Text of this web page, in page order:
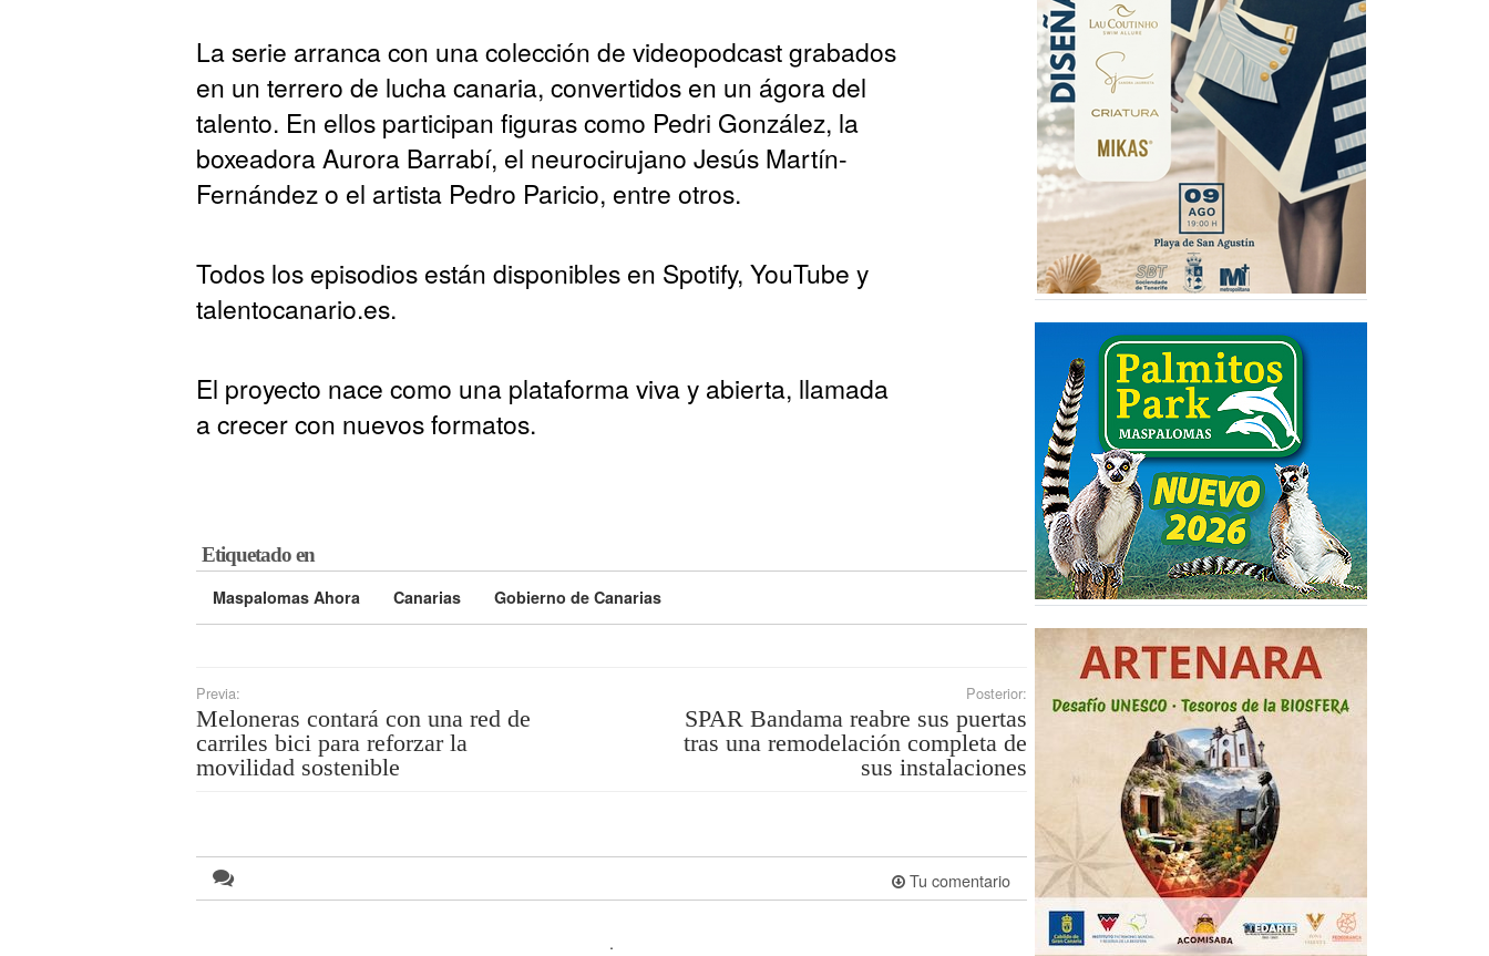
La serie arranca con una colección de videopodcast grabados
en un terrero de lucha canaria, convertidos en un ágora del
talento. En ellos participan figuras como Pedri González, la
boxeadora Aurora Barrabí, el neurocirujano Jesús Martín-
Fernández o el artista Pedro Paricio, entre otros.
Todos los episodios están disponibles en Spotify, YouTube y
talentocanario.es.
El proyecto nace como una plataforma viva y abierta, llamada
a crecer con nuevos formatos.
Etiquetado en
Maspalomas Ahora Canarias Gobierno de Canarias
Previa:
Meloneras contará con una red de
carriles bici para reforzar la
movilidad sostenible
Posterior:
SPAR Bandama reabre sus puertas
tras una remodelación completa de
sus instalaciones
Tu comentario
.